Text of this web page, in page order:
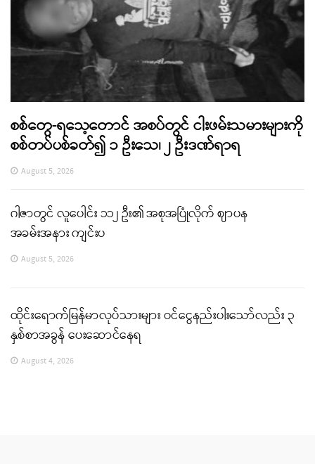
စစ်တွေ-ရသေ့တောင် အစပ်တွင် ငါးဖမ်းသမားများကို
စစ်တပ်ပစ်ခတ်၍ ၁ ဦးသေ၊ ၂ ဦးဒဏ်ရာရ
August 5, 2026
ဂါဇာတွင် လူပေါင်း ၁၁၂ ဦး၏ အစုအပြုံလိုက် ဈာပန
အခမ်းအနား ကျင်းပ
August 5, 2026
ထိုင်းရောက်မြန်မာလုပ်သားများ ဝင်ငွေနည်းပါးသော်လည်း ၃
နှစ်စာအခွန် ပေးဆောင်နေရ
August 4, 2026